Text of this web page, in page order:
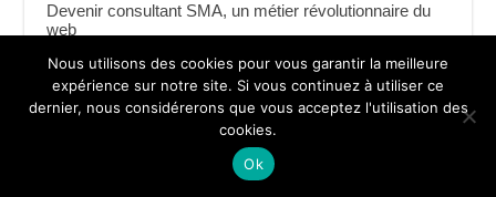
Devenir consultant SMA, un métier révolutionnaire du
web
Nous utilisons des cookies pour vous garantir la meilleure
expérience sur notre site. Si vous continuez à utiliser ce
dernier, nous considérerons que vous acceptez l'utilisation des
cookies.
Ok